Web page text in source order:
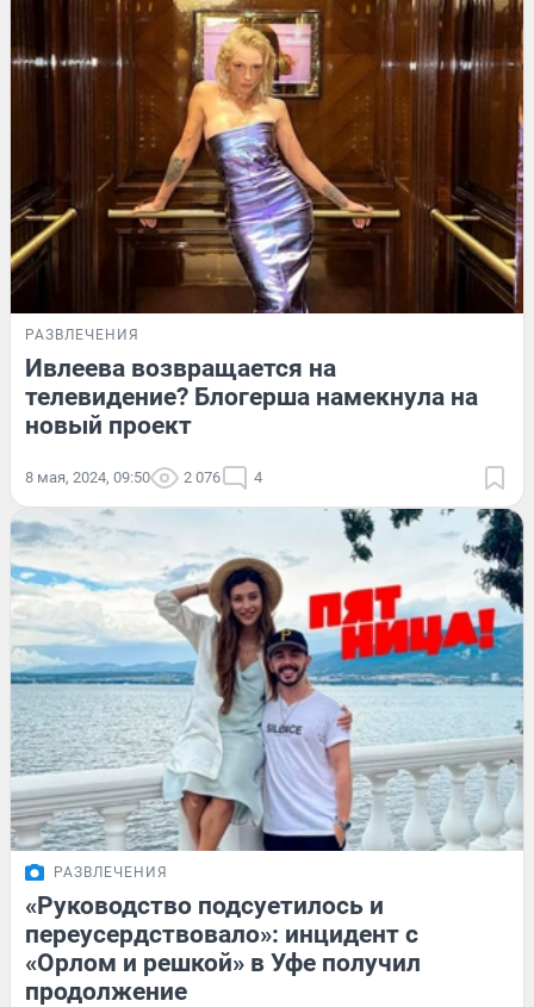
РАЗВЛЕЧЕНИЯ
Ивлеева возвращается на
телевидение? Блогерша намекнула на
новый проект
8 мая, 2024, 09:50 2 076 4
РАЗВЛЕЧЕНИЯ
«Руководство подсуетилось и
переусердствовало»: инцидент с
«Орлом и решкой» в Уфе получил
продолжение